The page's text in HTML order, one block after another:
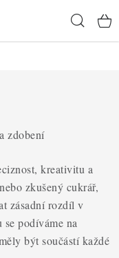
zdobení
kreativitu a
zkušený cukrář,
zásadní rozdíl v
podíváme na
být součástí každé